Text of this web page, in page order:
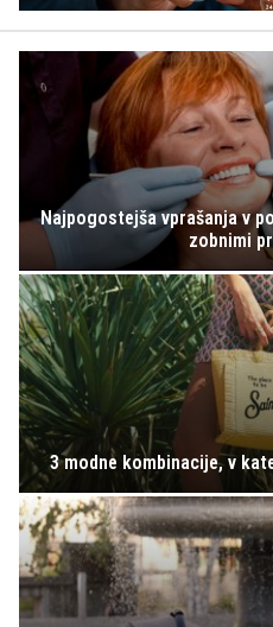
Najpogostejša vprašanja v
zobnimi
3 modne kombinacije, v